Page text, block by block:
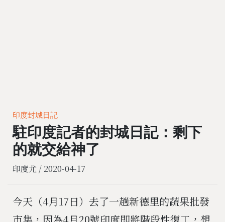
印度封城日記
駐印度記者的封城日記：剩下
的就交給神了
印度尤 / 2020-04-17
今天（4月17日）去了一趟新德里的蔬果批發